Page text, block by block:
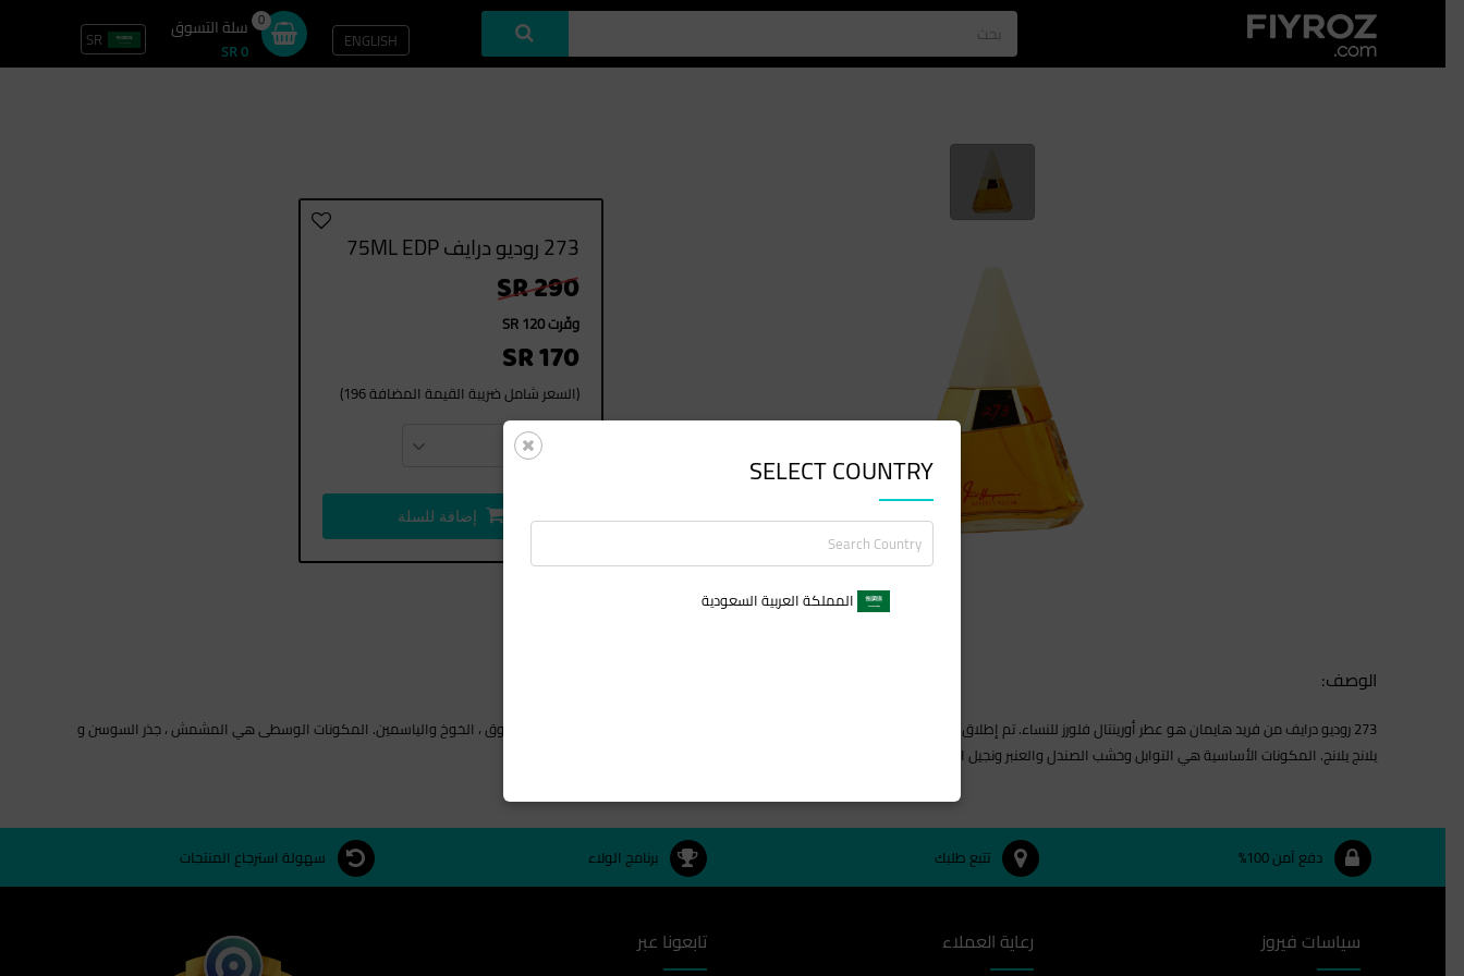
ENGLISH
0 سلة التسوق
SR 0
SR الصفحة الرئيسية تسجيل الدخول / سجل
273 روديو درايف 75ML EDP
SR 290
وفّرت SR 120
SR 170
(السعر شامل ضريبة القيمة المضافة 196)
العدد 1
إضافة للسلة
الوصف:
273 روديو درايف من فريد هايمان هو عطر أورينتال فلورز للنساء. تم إطلاق 273 روديو درايف في عام 1989. أهم الملاحظات هي مسك الروم ، الغردينيا ، البرقوق ، الخوخ والياسمين. المكونات الوسطى هي المشمش ، جذر السوسن و
يلانج يلانج. المكونات الأساسية هي التوابل وخشب الصندل والعنبر ونجيل الهند والأرز.
دفع آمن 100% تتبع طلبك برنامج الولاء سهولة استرجاع المنتجات
سياسات فيروز رعاية العملاء تابعونا عبر
SELECT COUNTRY
المملكة العربية السعودية